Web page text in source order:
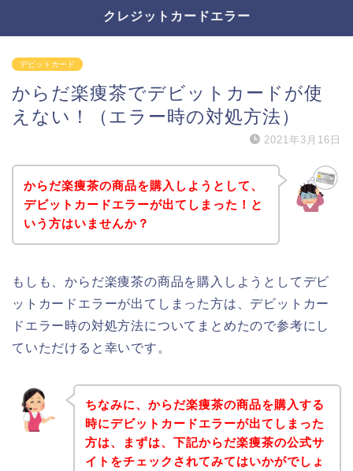
クレジットカードエラー
デビットカード
からだ楽痩茶でデビットカードが使
えない！（エラー時の対処方法）
2021年3月16日
からだ楽痩茶の商品を購入しようとして、
デビットカードエラーが出てしまった！と
いう方はいませんか？
もしも、からだ楽痩茶の商品を購入しようとしてデビ
ットカードエラーが出てしまった方は、デビットカー
ドエラー時の対処方法についてまとめたので参考にし
ていただけると幸いです。
ちなみに、からだ楽痩茶の商品を購入する
時にデビットカードエラーが出てしまった
方は、まずは、下記からだ楽痩茶の公式サ
イトをチェックされてみてはいかがでしょ